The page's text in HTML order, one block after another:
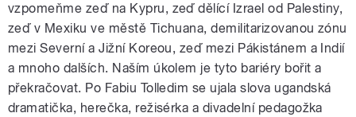
vzpomeňme zeď na Kypru, zeď dělící Izrael od Palestiny,
zeď v Mexiku ve městě Tichuana, demilitarizovanou zónu
mezi Severní a Jižní Koreou, zeď mezi Pákistánem a Indií
a mnoho dalších. Naším úkolem je tyto bariéry bořit a
překračovat. Po Fabiu Tolledim se ujala slova ugandská
dramatička, herečka, režisérka a divadelní pedagožka